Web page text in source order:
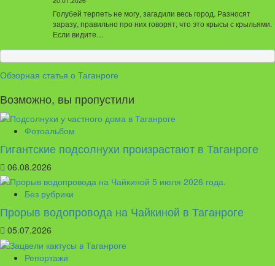
Голубей терпеть не могу, загадили весь город. Разносят
заразу, правильно про них говорят, что это крысы с крыльями.
Если видите…
Обзорная статья о Таганроге
Возможно, вы пропустили
Фотоальбом
Гигантские подсолнухи произрастают в Таганроге
06.08.2026
Без рубрики
Прорыв водопровода на Чайкиной в Таганроге
05.07.2026
Репортажи